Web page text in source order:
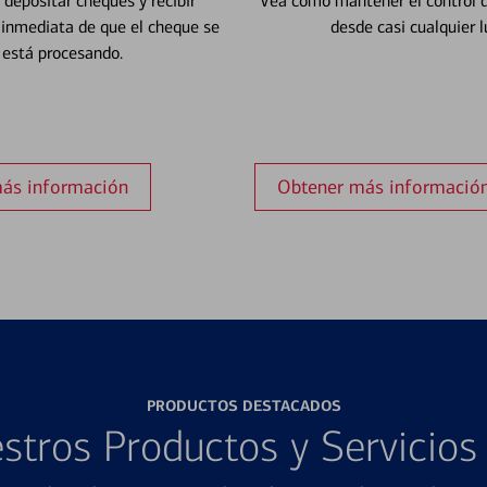
de que el cheque se
está procesando.
información
desde casi cualquier
Obtener más
PRODUCTOS DESTACADOS
Productos y